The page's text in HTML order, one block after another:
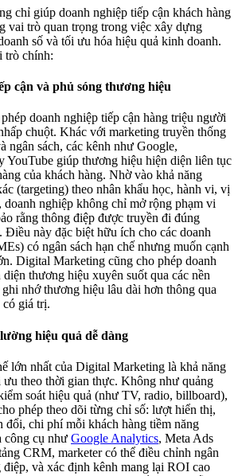
chỉ giúp doanh nghiệp tiếp cận khách hàng
vai trò quan trọng trong việc xây dựng
số và tối ưu hóa hiệu quả kinh doanh.
trò chính:
cận và phủ sóng thương hiệu
doanh nghiệp tiếp cận hàng triệu người
chuột. Khác với marketing truyền thống
ngân sách, các kênh như Google,
YouTube giúp thương hiệu hiện diện liên tục
của khách hàng. Nhờ vào khả năng
(targeting) theo nhân khẩu học, hành vi, vị
nghiệp không chỉ mở rộng phạm vi
rằng thông điệp được truyền đi đúng
này đặc biệt hữu ích cho các doanh
có ngân sách hạn chế nhưng muốn cạnh
Digital Marketing cũng cho phép doanh
thương hiệu xuyên suốt qua các nền
nhớ thương hiệu lâu dài hơn thông qua
có giá trị.
hiệu quả dễ dàng
lớn nhất của Digital Marketing là khả năng
theo thời gian thực. Không như quảng
soát hiệu quả (như TV, radio, billboard),
phép theo dõi từng chỉ số: lượt hiển thị,
đổi, chi phí mỗi khách hàng tiềm năng
công cụ như Google Analytics, Meta Ads
CRM, marketer có thể điều chỉnh ngân
điệp, và xác định kênh mang lại ROI cao